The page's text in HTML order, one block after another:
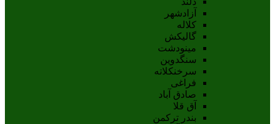
آزادشهر
کلاله
گالیکش
مینودشت
سنگدوین
سرخنکلاته
فراغی
صادق آباد
آق قلا
بندر ترکمن